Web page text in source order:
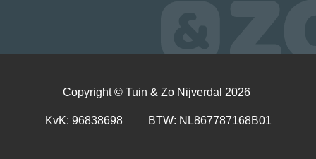
Copyright © Tuin & Zo Nijverdal 2026
KvK: 96838698 BTW: NL867787168B01